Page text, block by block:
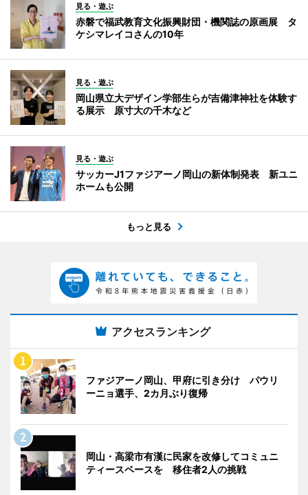
見る・遊ぶ
赤磐で福武教育文化振興財団・機関誌の原画展 タ
ケシマレイコさんの10年
見る・遊ぶ
岡山県立大デザイン学部生らが吉備津神社を体験す
る展示 原寸大の千木など
見る・遊ぶ
サッカーJ1ファジアーノ岡山の新体制発表 新ユニ
ホームも公開
もっと見る
アクセスランキング
ファジアーノ岡山、甲府に引き分け パウリ
ーニョ選手、2カ月ぶり復帰
岡山・高梁市有漢に民家を改修してコミュニ
ティースペースを 移住者2人の挑戦